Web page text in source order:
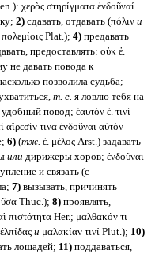
χερὸς στηρίγματα ἐνδοῦναί
2)сдавать, отдавать (πόλιν и
Plat.); 4)предавать
предоставлять: οὐκ ἐ.
не давать повода к
позволила судьба;
т. е. я ловлю тебя на
повод; ἑαυτὸν ἐ. τινί
τινα ἐνδοῦναι αὑτόν
6)(тж. ἐ. μέλος Arst.) задавать
или дирижеры хоров; ἐνδοῦναι
и связать (с
7)вызывать, причинять
Thuc.); 8)проявлять,
πιστότητα Her.; μαλθακόν τι
и μαλακίαν τινί Plut.); 10)
лошадей; 11)поддаваться,